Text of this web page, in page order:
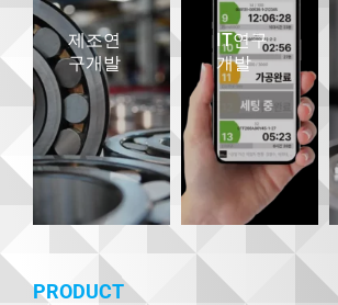
제조연
구개발
IT연구
개발
PRODUCT